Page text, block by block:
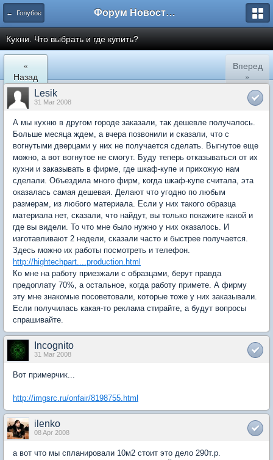
← Голубое Форум Новостройки
Кухни. Что выбрать и где купить?
«
Назад
Вперед
»
Lesik
31 Mar 2008
А мы кухню в другом городе заказали, так дешевле получалось.
Больше месяца ждем, а вчера позвонили и сказали, что с
вогнутыми дверцами у них не получается сделать. Выгнутое еще
можно, а вот вогнутое не смогут. Буду теперь отказываться от их
кухни и заказывать в фирме, где шкаф-купе и прихожую нам
сделали. Объездила много фирм, когда шкаф-купе считала, эта
оказалась самая дешевая. Делают что угодно по любым
размерам, из любого материала. Если у них такого образца
материала нет, сказали, что найдут, вы только покажите какой и
где вы видели. То что мне было нужно у них оказалось. И
изготавливают 2 недели, сказали часто и быстрее получается.
Здесь можно их работы посмотреть и телефон.
http://hightechpart....production.html
Ко мне на работу приезжали с образцами, берут правда
предоплату 70%, а остальное, когда работу примете. А фирму
эту мне знакомые посоветовали, которые тоже у них заказывали.
Если получилась какая-то реклама стирайте, а будут вопросы
спрашивайте.
Incognito
31 Mar 2008
Вот примерчик...
http://imgsrc.ru/onfair/8198755.html
ilenko
08 Apr 2008
а вот что мы спланировали 10м2 стоит это дело 290т.р.